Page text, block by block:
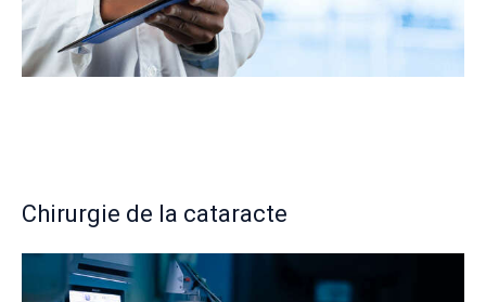
Chirurgie de la cataracte